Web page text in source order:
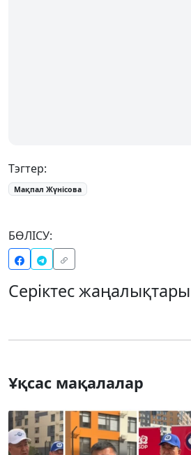
Тэгтер:
Мақпал Жүнісова
БӨЛІСУ:
Серіктес жаңалықтары
Ұқсас мақалалар